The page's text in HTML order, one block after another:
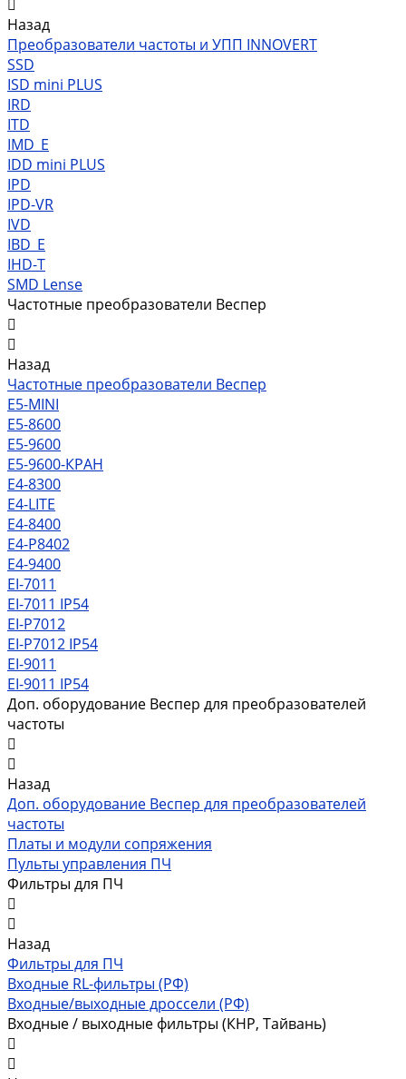
Назад
Преобразователи частоты и УПП INNOVERT
SSD
ISD mini PLUS
IRD
ITD
IMD_E
IDD mini PLUS
IPD
IРD-VR
IVD
IBD_E
IHD-T
SMD Lense
Частотные преобразователи Веспер
Назад
Частотные преобразователи Веспер
Е5-MINI
Е5-8600
Е5-9600
Е5-9600-КРАН
Е4-8300
Е4-LITE
E4-8400
Е4-P8402
E4-9400
EI-7011
EI-7011 IP54
EI-P7012
EI-P7012 IP54
EI-9011
EI-9011 IP54
Доп. оборудование Веспер для преобразователей
частоты
Назад
Доп. оборудование Веспер для преобразователей
частоты
Платы и модули сопряжения
Пульты управления ПЧ
Фильтры для ПЧ
Назад
Фильтры для ПЧ
Входные RL-фильтры (РФ)
Входные/выходные дроссели (РФ)
Входные / выходные фильтры (КНР, Тайвань)